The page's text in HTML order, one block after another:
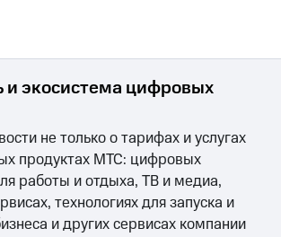
экосистема цифровых
не только о тарифах и услугах
продуктах МТС: цифровых
работы и отдыха, ТВ и медиа,
технологиях для запуска и
и других сервисах компании